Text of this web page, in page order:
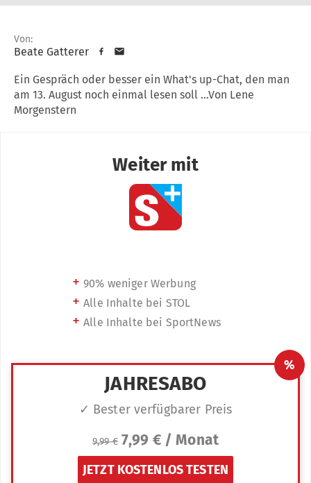
Von:
Beate Gatterer
Ein Gespräch oder besser ein What's up-Chat, den man
am 13. August noch einmal lesen soll ...Von Lene
Morgenstern